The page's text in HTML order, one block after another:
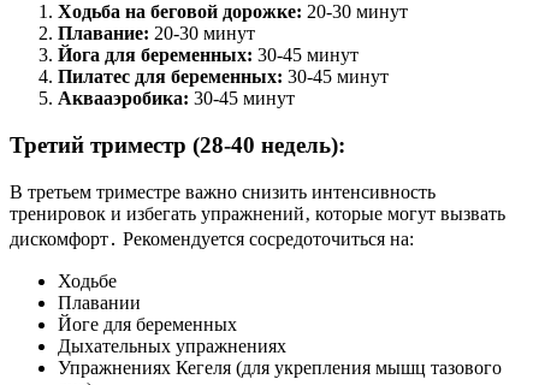
Ходьба на беговой дорожке: 20-30 минут
Плавание: 20-30 минут
Йога для беременных: 30-45 минут
Пилатес для беременных: 30-45 минут
Аквааэробика: 30-45 минут
Третий триместр (28-40 недель):
В третьем триместре важно снизить интенсивность
тренировок и избегать упражнений‚ которые могут вызвать
дискомфорт․ Рекомендуется сосредоточиться на:
Ходьбе
Плавании
Йоге для беременных
Дыхательных упражнениях
Упражнениях Кегеля (для укрепления мышц тазового